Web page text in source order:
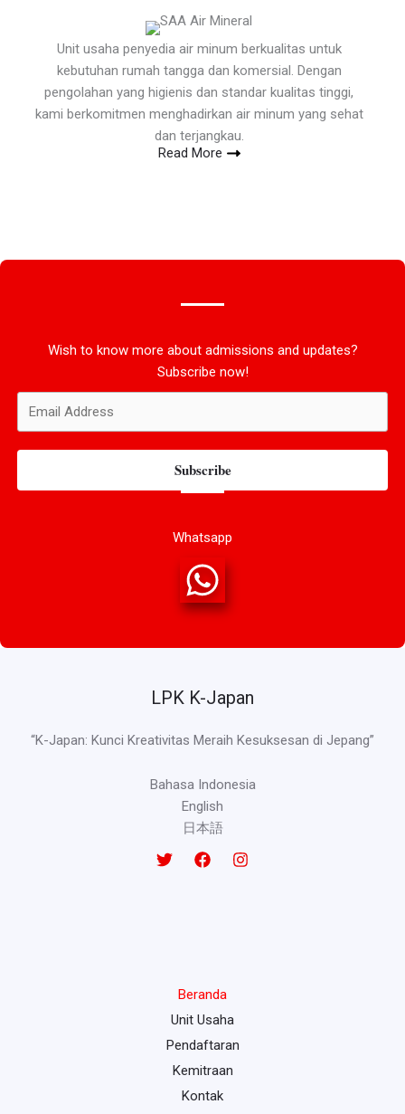
Unit usaha penyedia air minum berkualitas untuk
kebutuhan rumah tangga dan komersial. Dengan
pengolahan yang higienis dan standar kualitas tinggi,
kami berkomitmen menghadirkan air minum yang sehat
dan terjangkau.
Read More
Wish to know more about admissions and updates?
Subscribe now!
Subscribe
Whatsapp
LPK K-Japan
“K-Japan: Kunci Kreativitas Meraih Kesuksesan di Jepang”
Bahasa Indonesia
English
日本語
Beranda
Unit Usaha
Pendaftaran
Kemitraan
Kontak